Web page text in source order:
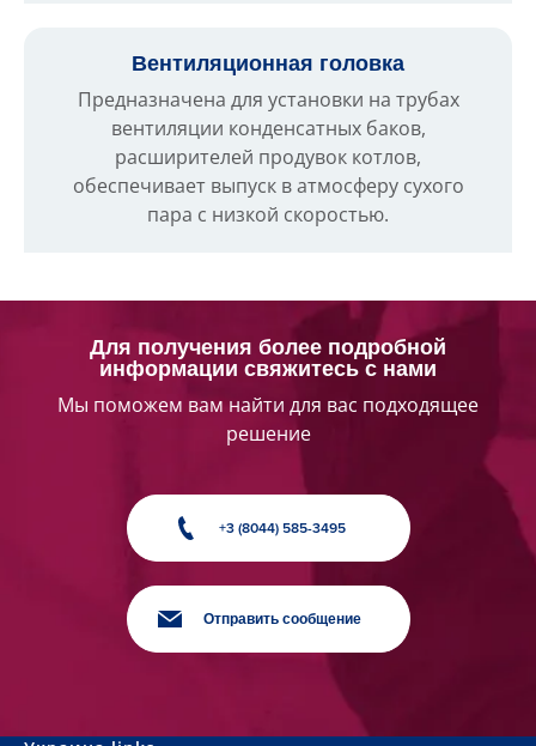
Вентиляционная головка
Предназначена для установки на трубах
вентиляции конденсатных баков,
расширителей продувок котлов,
обеспечивает выпуск в атмосферу сухого
пара с низкой скоростью.
Для получения более подробной
информации свяжитесь с нами
Мы поможем вам найти для вас подходящее
решение
+3 (8044) 585-3495
Отправить сообщение